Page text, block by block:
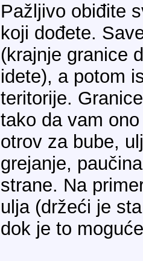
Pažljivo obiđite
koji dođete.
(krajnje granice
idete), a potom
teritorije.
tako da vam
otrov za bube,
grejanje,
strane. Na
ulja (držeći je
dok je to